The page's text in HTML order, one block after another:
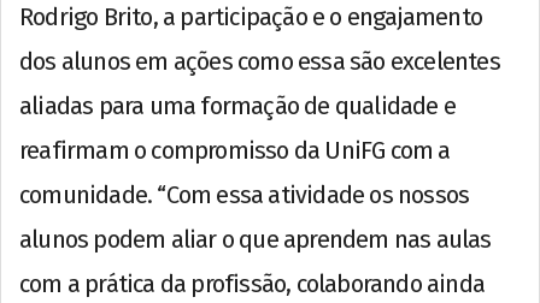
Rodrigo Brito, a participação e o engajamento
dos alunos em ações como essa são excelentes
aliadas para uma formação de qualidade e
reafirmam o compromisso da UniFG com a
comunidade. “Com essa atividade os nossos
alunos podem aliar o que aprendem nas aulas
com a prática da profissão, colaborando ainda